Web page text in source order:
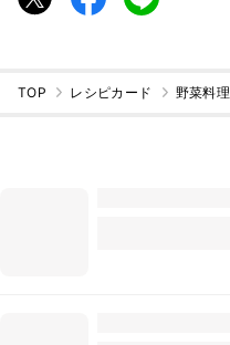
TOP レシピカード 野菜料理